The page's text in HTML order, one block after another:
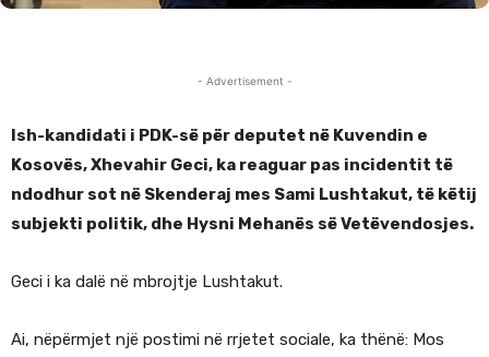
- Advertisement -
Ish-kandidati i PDK-së për deputet në Kuvendin e
Kosovës, Xhevahir Geci, ka reaguar pas incidentit të
ndodhur sot në Skenderaj mes Sami Lushtakut, të këtij
subjekti politik, dhe Hysni Mehanës së Vetëvendosjes.
Geci i ka dalë në mbrojtje Lushtakut.
Ai, nëpërmjet një postimi në rrjetet sociale, ka thënë: Mos